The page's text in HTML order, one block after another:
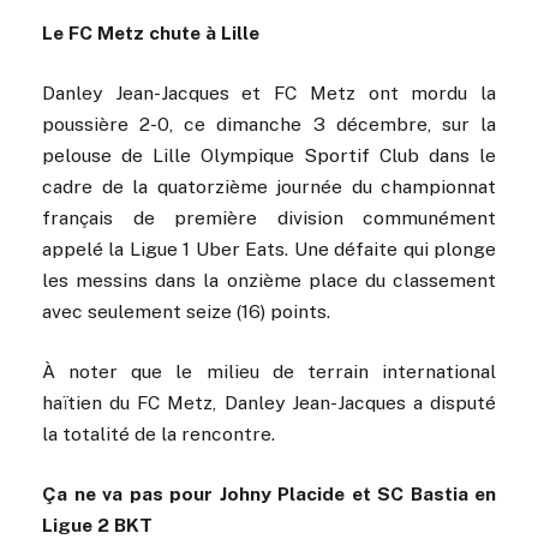
Le FC Metz chute à Lille
Danley Jean-Jacques et FC Metz ont mordu la
poussière 2-0, ce dimanche 3 décembre, sur la
pelouse de Lille Olympique Sportif Club dans le
cadre de la quatorzième journée du championnat
français de première division communément
appelé la Ligue 1 Uber Eats. Une défaite qui plonge
les messins dans la onzième place du classement
avec seulement seize (16) points.
À noter que le milieu de terrain international
haïtien du FC Metz, Danley Jean-Jacques a disputé
la totalité de la rencontre.
Ça ne va pas pour Johny Placide et SC Bastia en
Ligue 2 BKT